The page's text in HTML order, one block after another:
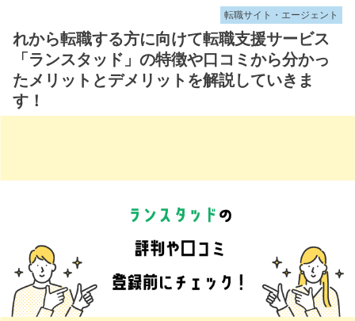
転職サイト・エージェント
れから転職する方に向けて転職支援サービス
「ランスタッド」の特徴や口コミから分かっ
たメリットとデメリットを解説していきま
す！